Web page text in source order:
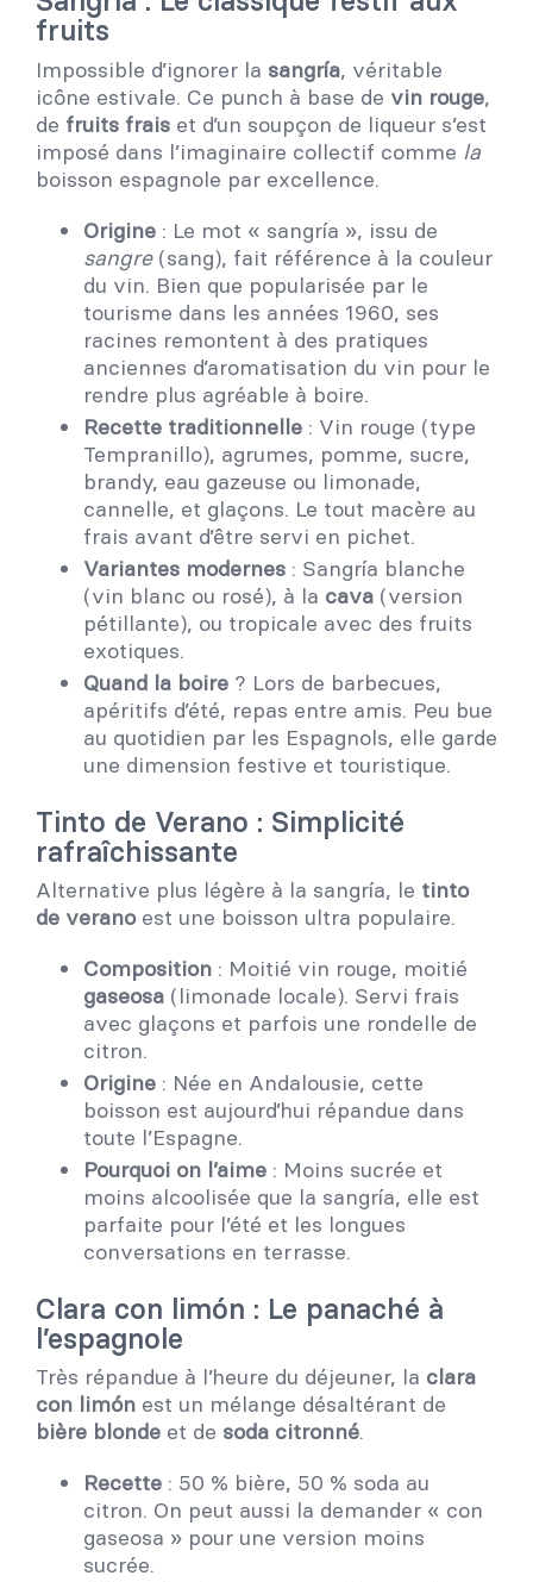
fruits
Impossible d’ignorer la sangría, véritable
icône estivale. Ce punch à base de vin rouge,
de fruits fraiset d’un soupçon de liqueur s’est
imposé dans l’imaginaire collectif comme la
boisson espagnole par excellence.
Origine: Le mot « sangría », issu de
sangre(sang), fait référence à la couleur
du vin. Bien que popularisée par le
tourisme dans les années 1960, ses
racines remontent à des pratiques
anciennes d’aromatisation du vin pour le
rendre plus agréable à boire.
Recette traditionnelle: Vin rouge (type
Tempranillo), agrumes, pomme, sucre,
brandy, eau gazeuse ou limonade,
cannelle, et glaçons. Le tout macère au
frais avant d’être servi en pichet.
Variantes modernes: Sangría blanche
(vin blanc ou rosé), à la cava(version
pétillante), ou tropicale avec des fruits
exotiques.
Quand la boire? Lors de barbecues,
apéritifs d’été, repas entre amis. Peu bue
au quotidien par les Espagnols, elle garde
une dimension festive et touristique.
Tinto de Verano : Simplicité
rafraîchissante
Alternative plus légère à la sangría, le tinto
de veranoest une boisson ultra populaire.
Composition: Moitié vin rouge, moitié
gaseosa(limonade locale). Servi frais
avec glaçons et parfois une rondelle de
citron.
Origine: Née en Andalousie, cette
boisson est aujourd’hui répandue dans
toute l’Espagne.
Pourquoi on l’aime: Moins sucrée et
moins alcoolisée que la sangría, elle est
parfaite pour l’été et les longues
conversations en terrasse.
Clara con limón : Le panaché à
l’espagnole
Très répandue à l’heure du déjeuner, la clara
con limónest un mélange désaltérant de
bière blondeet de soda citronné.
Recette: 50 % bière, 50 % soda au
citron. On peut aussi la demander « con
gaseosa » pour une version moins
sucrée.